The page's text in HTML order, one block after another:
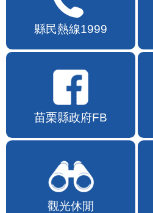
縣民熱線1999
苗栗縣政府FB
觀光休閒